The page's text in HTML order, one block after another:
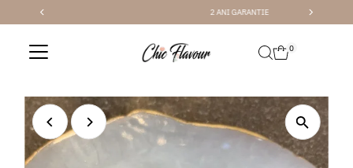
Sari la conținut 2 ANI GARANTIE
0